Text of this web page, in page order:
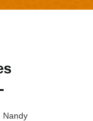
Nandy